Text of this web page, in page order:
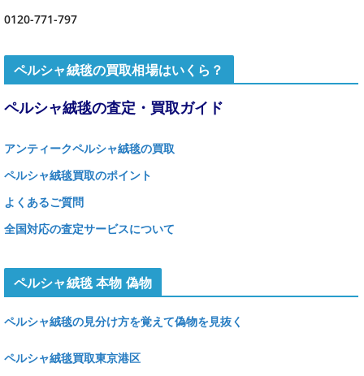
0120-771-797
ペルシャ絨毯の買取相場はいくら？
ペルシャ絨毯の査定・買取ガイド
アンティークペルシャ絨毯の買取
ペルシャ絨毯買取のポイント
よくあるご質問
全国対応の査定サービスについて
ペルシャ絨毯 本物 偽物
ペルシャ絨毯の見分け方を覚えて偽物を見抜く
ペルシャ絨毯買取東京港区